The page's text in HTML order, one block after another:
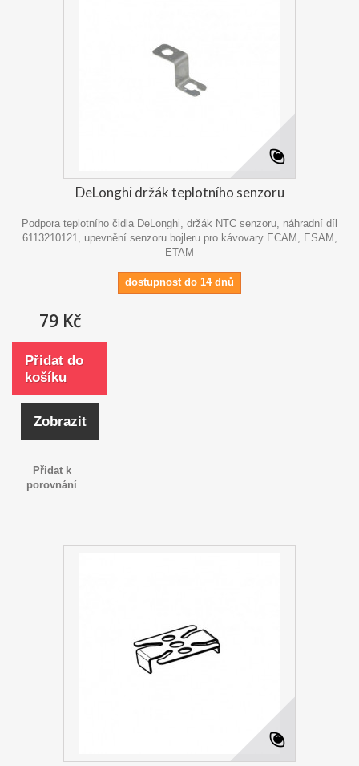
DeLonghi držák teplotního senzoru
Podpora teplotního čidla DeLonghi, držák NTC senzoru, náhradní díl
6113210121, upevnění senzoru bojleru pro kávovary ECAM, ESAM,
ETAM
dostupnost do 14 dnů
79 Kč
Přidat do
košíku
Zobrazit
Přidat k
porovnání